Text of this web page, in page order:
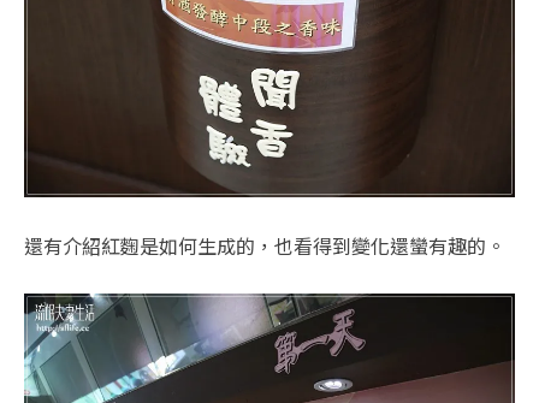
還有介紹紅麴是如何生成的，也看得到變化還蠻有趣的。